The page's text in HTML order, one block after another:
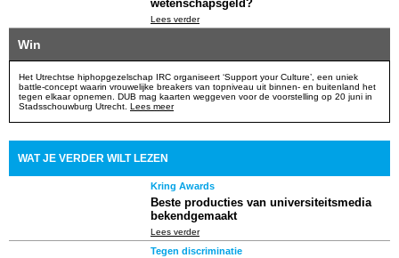
wetenschapsgeld?
Lees verder
Win
Het Utrechtse hiphopgezelschap IRC organiseert ‘Support your Culture’, een uniek
battle-concept waarin vrouwelijke breakers van topniveau uit binnen- en buitenland het
tegen elkaar opnemen. DUB mag kaarten weggeven voor de voorstelling op 20 juni in
Stadsschouwburg Utrecht. Lees meer
WAT JE VERDER WILT LEZEN
Kring Awards
Beste producties van universiteitsmedia
bekendgemaakt
Lees verder
Tegen discriminatie